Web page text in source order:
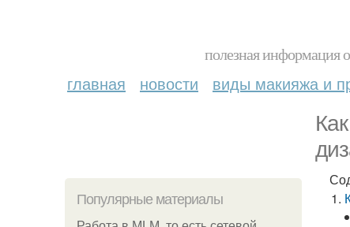
полезная информация
главная новости виды макияжа и
Популярные материалы